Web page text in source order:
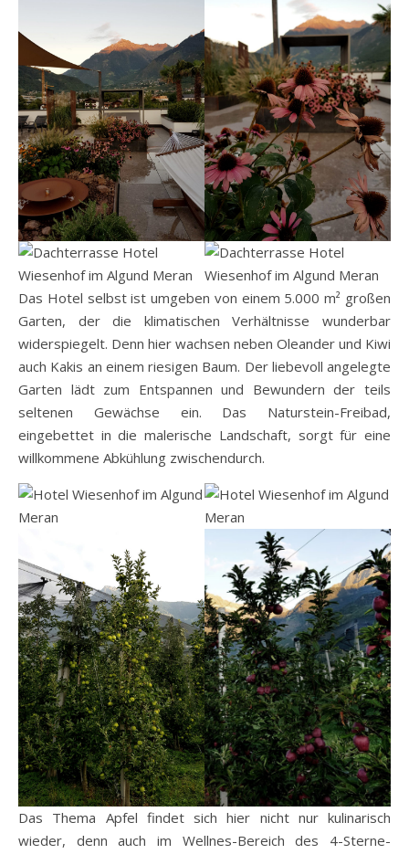
Das Hotel selbst ist umgeben von einem 5.000 m² großen
Garten, der die klimatischen Verhältnisse wunderbar
widerspiegelt. Denn hier wachsen neben Oleander und Kiwi
auch Kakis an einem riesigen Baum. Der liebevoll angelegte
Garten lädt zum Entspannen und Bewundern der teils
seltenen Gewächse ein. Das Naturstein-Freibad,
eingebettet in die malerische Landschaft, sorgt für eine
willkommene Abkühlung zwischendurch.
Das Thema Apfel findet sich hier nicht nur kulinarisch
wieder, denn auch im Wellnes-Bereich des 4-Sterne-